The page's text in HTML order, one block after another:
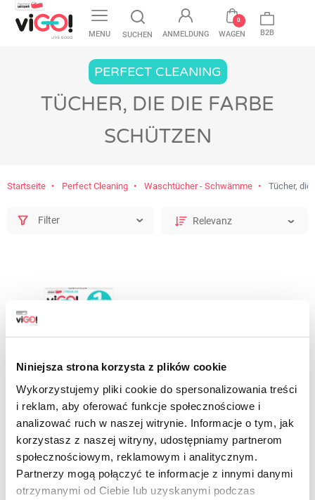
Niniejsza strona korzysta z plików cookie
Wykorzystujemy pliki cookie do spersonalizowania treści
i reklam, aby oferować funkcje społecznościowe i
analizować ruch w naszej witrynie. Informacje o tym, jak
korzystasz z naszej witryny, udostępniamy partnerom
społecznościowym, reklamowym i analitycznym.
Partnerzy mogą połączyć te informacje z innymi danymi
otrzymanymi od Ciebie lub uzyskanymi podczas
MENU SUCHEN ANMELDUNG WAGEN
0
B2B
PERFECT CLEANING
TÜCHER, DIE DIE FARBE
SCHÜTZEN
Startseite Perfect Cleaning Waschtücher - Schwämme Tücher, die
Filter
7762001
viGO! Premium Nr.1 Farbschutztücher
20 Stück
10,99 zł grob